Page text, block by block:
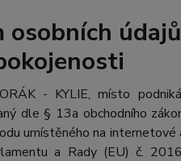
osobních
- KYLIE, místo
dle § 13a obchodního
umístěného na
a Rady (EU) č.